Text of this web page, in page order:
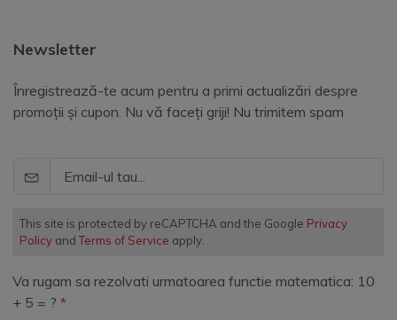
Newsletter
Înregistrează-te acum pentru a primi actualizări despre
promoții și cupon. Nu vă faceți griji! Nu trimitem spam
This site is protected by reCAPTCHA and the Google Privacy
Policy andTerms of Service apply.
Va rugam sa rezolvati urmatoarea functie matematica: 10
+ 5 = ?